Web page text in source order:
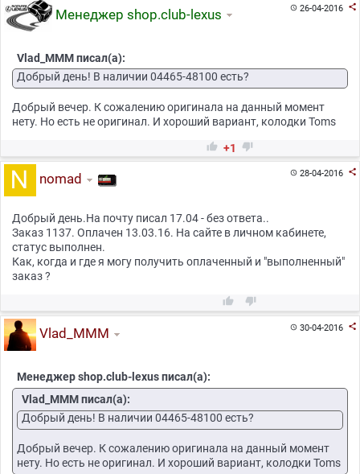
26-04-2016 
Менеджер shop.club-lexus
Vlad_MMM писал(а):
Добрый день! В наличии 04465-48100 есть?
Добрый вечер. К сожалению оригинала на данный момент
нету. Но есть не оригинал. И хороший вариант, колодки Toms
 +1 
28-04-2016 
nomad
Добрый день.На почту писал 17.04 - без ответа..
Заказ 1137. Оплачен 13.03.16. На сайте в личном кабинете,
статус выполнен.
Как, когда и где я могу получить оплаченный и "выполненный"
заказ ?
 
30-04-2016 
Vlad_MMM
Менеджер shop.club-lexus писал(а):
Vlad_MMM писал(а):
Добрый день! В наличии 04465-48100 есть?
Добрый вечер. К сожалению оригинала на данный момент
нету. Но есть не оригинал. И хороший вариант, колодки Toms